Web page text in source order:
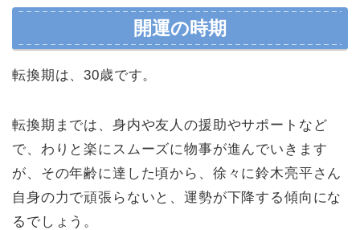
開運の時期
転換期は、30歳です。
転換期までは、身内や友人の援助やサポートなど
で、わりと楽にスムーズに物事が進んでいきます
が、その年齢に達した頃から、徐々に鈴木亮平さん
自身の力で頑張らないと、運勢が下降する傾向にな
るでしょう。